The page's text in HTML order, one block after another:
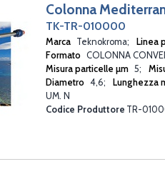
Colonna
TK-TR-010000
Marca Teknokroma Linea
Formato COLONNA
Misura particelle µm 5
Diametro 4,6 Lunghezza
UM. N
Codice Produttore TR-